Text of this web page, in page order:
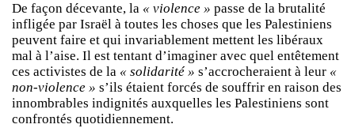
De façon décevante, la « violence » passe de la brutalité
infligée par Israël à toutes les choses que les Palestiniens
peuvent faire et qui invariablement mettent les libéraux
mal à l’aise. Il est tentant d’imaginer avec quel entêtement
ces activistes de la « solidarité » s’accrocheraient à leur «
non-violence » s’ils étaient forcés de souffrir en raison des
innombrables indignités auxquelles les Palestiniens sont
confrontés quotidiennement.